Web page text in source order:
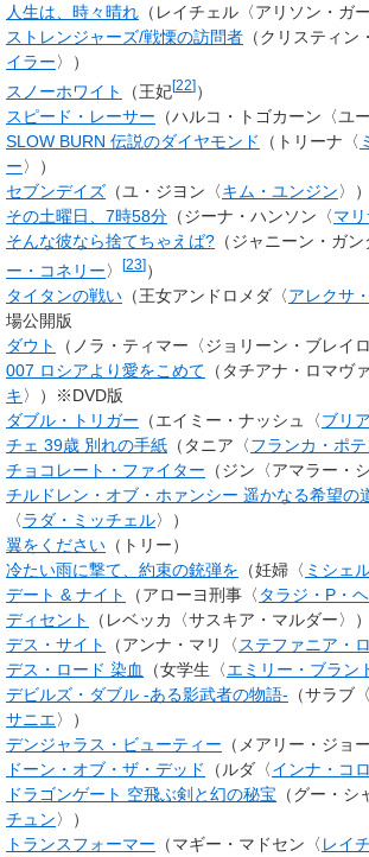
人生は、時々晴れ （レイチェル〈アリソン・ガ
ストレンジャーズ/戦慄の訪問者 （クリスティン
イラー〉）
スノーホワイト
（王妃[22] ）
スピード・レーサー （ハルコ・トゴカーン〈ユ
SLOW BURN 伝説のダイヤモンド
（トリーナ〈
ー〉）
セブンデイズ （ユ・ジヨン〈キム・ユンジン〉）
その土曜日、7時58分 （ジーナ・ハンソン〈マ
そんな彼なら捨てちゃえば? （ジャニーン・ガ
ー・コネリー〉 [23] ）
タイタンの戦い （王女アンドロメダ〈アレクサ
場公開版
ダウト
（ノラ・ティマー〈ジョリーン・ブレイ
007 ロシアより愛をこめて （ タチアナ・ロマヴァ
キ〉）※DVD版
ダブル・トリガー （エイミー・ナッシュ〈ブリ
チェ 39歳 別れの手紙 （タニア〈フランカ・ポ
チョコレート・ファイター （ジン〈アマラー・
チルドレン・オブ・ホァンシー 遥かなる希望の
〈ラダ・ミッチェル〉）
翼をください （トリー）
冷たい雨に撃て、約束の銃弾を （妊婦〈 ミシェ
デート & ナイト
（アローヨ刑事〈 タラジ・P・
ディセント
（レベッカ〈サスキア・マルダー〉）
デス・サイト
（アンナ・マリ 〈 ステファニア・
デス・ロード 染血
（女学生 〈エミリー・ブラン
デビルズ・ダブル -ある影武者の物語- （サラブ〈
サニエ〉）
デンジャラス・ビューティー （メアリー・ジョ
ドーン・オブ・ザ・デッド
（ルダ〈インナ・コ
ドラゴンゲート 空飛ぶ剣と幻の秘宝 （グー・シ
チュン〉）
トランスフォーマー （マギー・マドセン〈 レイ